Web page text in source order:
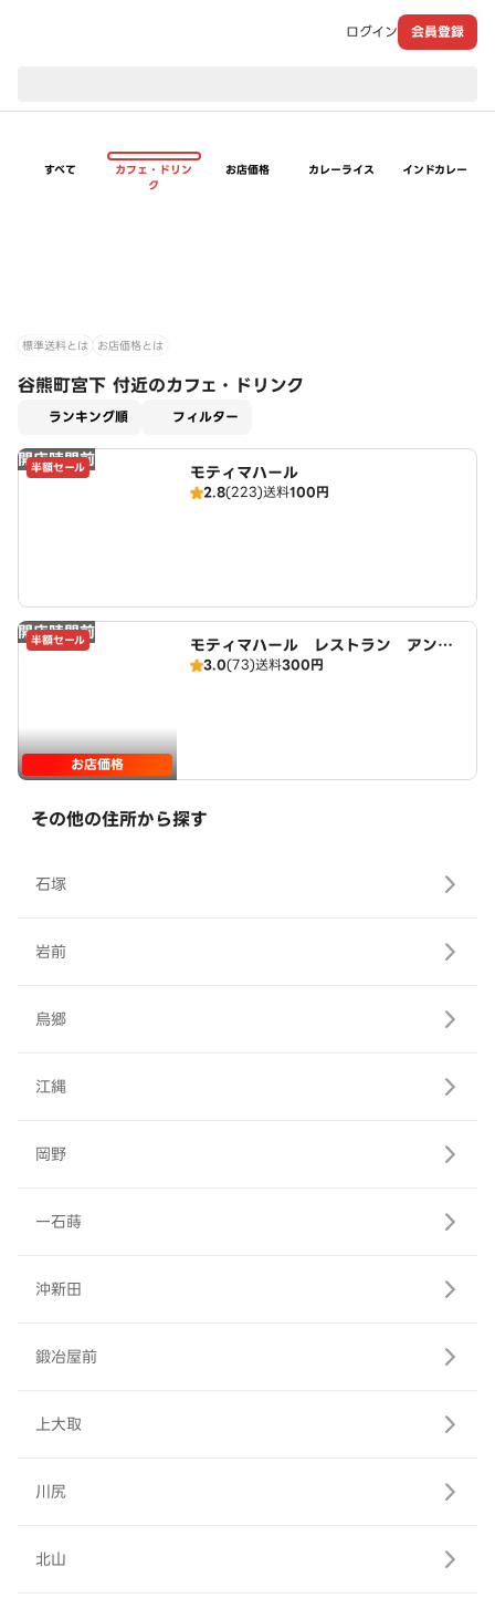
ログイン 会員登録
すべて
カフェ・ドリン
ク
お店価格 カレーライス インドカレー
標準送料とは お店価格とは
谷熊町宮下 付近のカフェ・ドリンク
ランキング順 フィルター
開店時間前
半額セール モティマハール
2.8(223)送料100円
開店時間前
半額セール
お店価格
モティマハール レストラン アンド
バー
3.0(73)送料300円
その他の住所から探す
石塚
岩前
烏郷
江縄
岡野
一石蒔
沖新田
鍛冶屋前
上大取
川尻
北山